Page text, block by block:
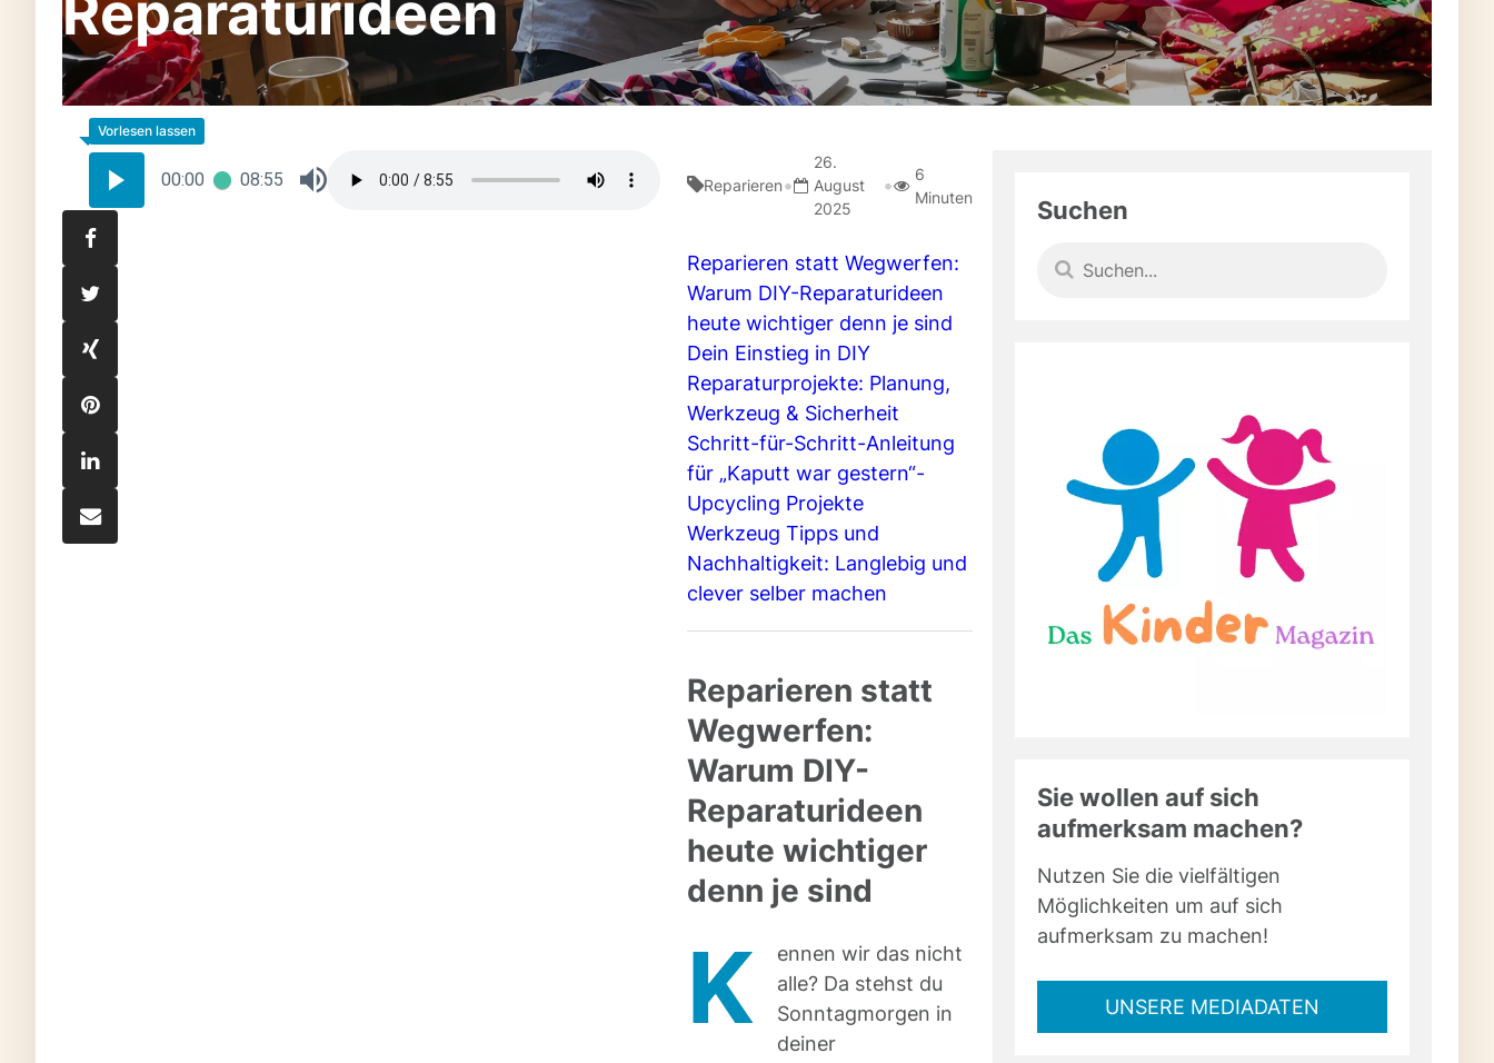
00:00 08:55 Reparieren•
26.
August
2025
•
6
Minuten
Reparieren statt Wegwerfen:
Warum DIY-Reparaturideen
heute wichtiger denn je sind
Dein Einstieg in DIY
Reparaturprojekte: Planung,
Werkzeug & Sicherheit
Schritt-für-Schritt-Anleitung
für „Kaputt war gestern“-
Upcycling Projekte
Werkzeug Tipps und
Nachhaltigkeit: Langlebig und
clever selber machen
Reparieren statt
Wegwerfen:
Warum DIY-
Reparaturideen
heute wichtiger
denn je sind
K
ennen wir das nicht
alle? Da stehst du
Sonntagmorgen in
deiner
Suchen
Sie wollen auf sich
aufmerksam machen?
Nutzen Sie die vielfältigen
Möglichkeiten um auf sich
aufmerksam zu machen!
UNSERE MEDIADATEN